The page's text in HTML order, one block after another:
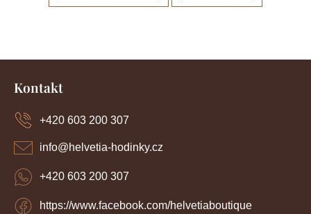
Kontakt
info@helvetia-hodinky.cz
+420 603 200 307
https://www.facebook.com/helvetiaboutique
+420 603 200 307